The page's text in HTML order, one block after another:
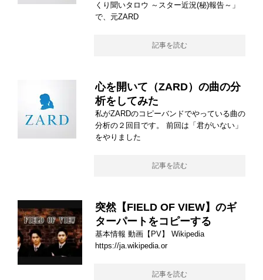
くり聞いタロウ ～スター近況(秘)報告～」
で、元ZARD
記事を読む
心を開いて（ZARD）の曲の分
析をしてみた
私がZARDのコピーバンドでやっている曲の
分析の２回目です。 前回は「君がいない」
をやりました
記事を読む
突然【FIELD OF VIEW】のギ
ターパートをコピーする
基本情報 動画【PV】 Wikipedia
https://ja.wikipedia.or
記事を読む